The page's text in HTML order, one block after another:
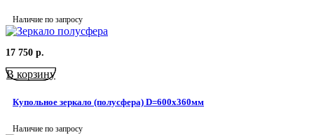
Наличие по запросу
17 750 р.
В корзину
Купольное зеркало (полусфера) D=600х360мм
Наличие по запросу